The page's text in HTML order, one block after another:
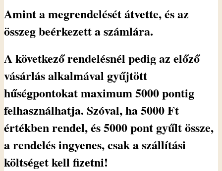
Amint a megrendelését átvette, és az
összeg beérkezett a számlára.
A következő rendelésnél pedig az előző
vásárlás alkalmával gyűjtött
hűségpontokat maximum 5000 pontig
felhasználhatja. Szóval, ha 5000 Ft
értékben rendel, és 5000 pont gyűlt össze,
a rendelés ingyenes, csak a szállítási
költséget kell fizetni!